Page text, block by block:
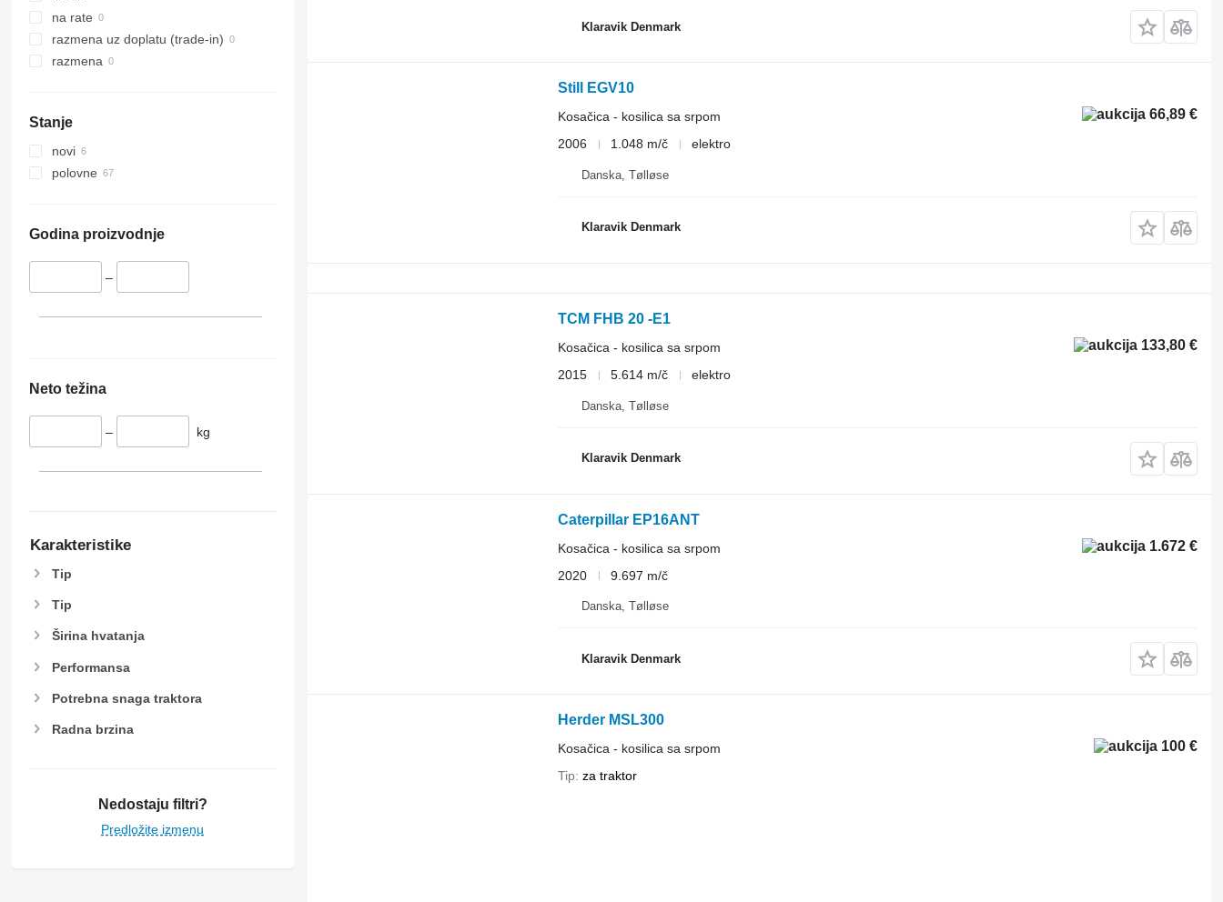
na rate
razmena uz doplatu (trade-in)
razmena
Stanje
novi
polovne
Godina proizvodnje
–
Neto težina
– kg
Karakteristike
Tip
Tip
Širina hvatanja
Performansa
Potrebna snaga traktora
Radna brzina
Nedostaju filtri?
Predložite izmenu
Klaravik Denmark
Still EGV10
66,89 €
Kosačica - kosilica sa srpom
2006
1.048 m/č elektro
Danska, Tølløse
Klaravik Denmark
TCM FHB 20 -E1
133,80 €
Kosačica - kosilica sa srpom
2015
5.614 m/č elektro
Danska, Tølløse
Klaravik Denmark
Caterpillar EP16ANT
1.672 €
Kosačica - kosilica sa srpom
2020
9.697 m/č
Danska, Tølløse
Klaravik Denmark
Herder MSL300
100 €
Kosačica - kosilica sa srpom
Tip za traktor